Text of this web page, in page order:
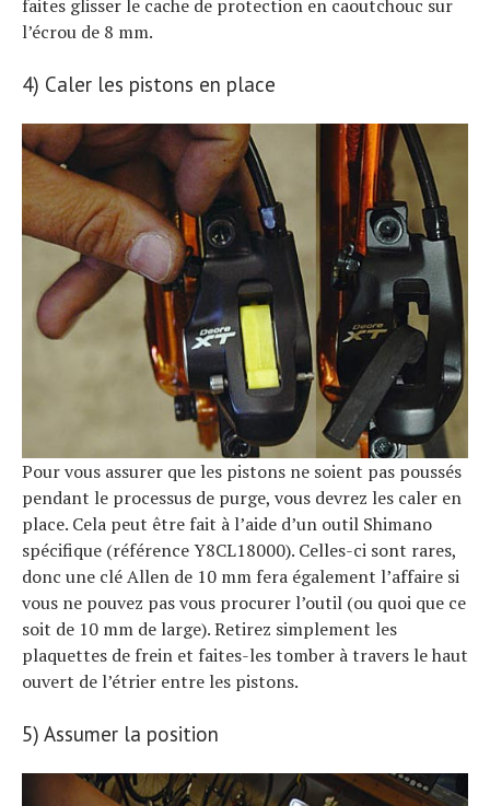
faites glisser le cache de protection en caoutchouc sur
l’écrou de 8 mm.
4) Caler les pistons en place
Pour vous assurer que les pistons ne soient pas poussés
pendant le processus de purge, vous devrez les caler en
place. Cela peut être fait à l’aide d’un outil Shimano
spécifique (référence Y8CL18000). Celles-ci sont rares,
donc une clé Allen de 10 mm fera également l’affaire si
vous ne pouvez pas vous procurer l’outil (ou quoi que ce
soit de 10 mm de large). Retirez simplement les
plaquettes de frein et faites-les tomber à travers le haut
ouvert de l’étrier entre les pistons.
5) Assumer la position